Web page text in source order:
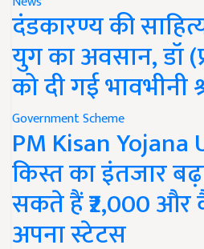
दंडकारण्य की
युग का अवसान, डॉ
को दी गई भावभीनी
Government Scheme
PM Kisan Yojana
किस्त का इंतजार
सकते हैं ₹2,000
अपना स्टेटस